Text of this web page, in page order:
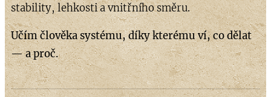
stability, lehkosti a vnitřního směru.
Učím člověka systému, díky kterému ví, co dělat
— a proč.